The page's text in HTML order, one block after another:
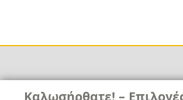
Καλωσήρθατε! –